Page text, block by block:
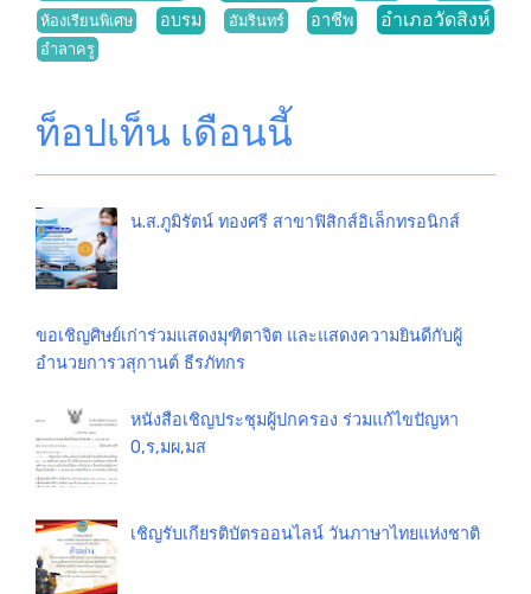
ห้องเรียนพิเศษ
อบรม อัมรินทร์ อาชีพ อำเภอวัดสิงห์
อำลาครู
ท็อปเท็น เดือนนี้
น.ส.ภูมิรัตน์ ทองศรี สาขาฟิสิกส์อิเล็กทรอนิกส์
ขอเชิญศิษย์เก่าร่วมแสดงมุฑิตาจิต และแสดงความยินดีกับผู้
อำนวยการวสุกานต์ ธีรภัทกร
หนังสือเชิญประชุมผู้ปกครอง ร่วมแก้ไขปัญหา
0,ร,มผ,มส
เชิญรับเกียรติบัตรออนไลน์ วันภาษาไทยแห่งชาติ